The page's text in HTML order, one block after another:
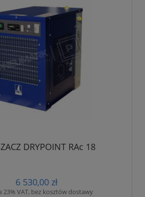
DRYPOINT RAc 18
6 530,00 zł
23% VAT, bez kosztów dostawy